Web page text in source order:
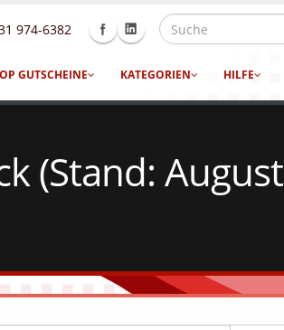
974-6382
GUTSCHEINE KATEGORIEN HILFE
(Stand: August